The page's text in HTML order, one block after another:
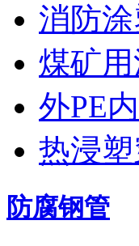
消防
煤矿
外PE
热浸
防腐钢管